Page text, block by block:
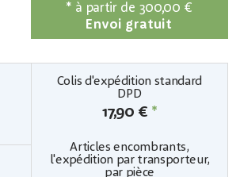
* à partir de 300,00 €
Envoi gratuit
17,90 € *